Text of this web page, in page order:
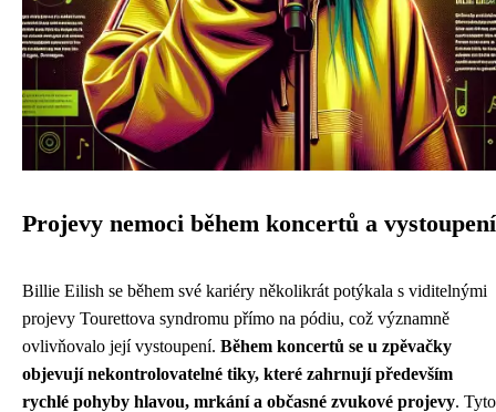
Projevy nemoci během koncertů a vystoupení
Billie Eilish se během své kariéry několikrát potýkala s viditelnými
projevy Tourettova syndromu přímo na pódiu, což významně
ovlivňovalo její vystoupení. Během koncertů se u zpěvačky
objevují nekontrolovatelné tiky, které zahrnují především
rychlé pohyby hlavou, mrkání a občasné zvukové projevy. Tyto